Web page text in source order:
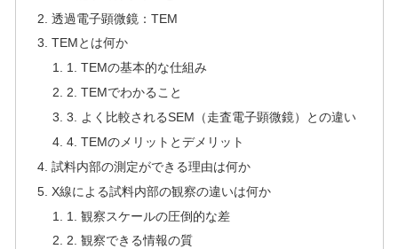
透過電子顕微鏡：TEM
TEMとは何か
1. TEMの基本的な仕組み
2. TEMでわかること
3. よく比較されるSEM（走査電子顕微鏡）との違い
4. TEMのメリットとデメリット
試料内部の測定ができる理由は何か
X線による試料内部の観察の違いは何か
1. 観察スケールの圧倒的な差
2. 観察できる情報の質